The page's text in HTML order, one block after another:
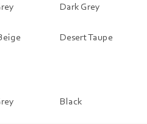
Dark Grey
Desert Taupe
Black